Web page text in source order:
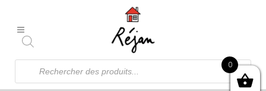
Recherche
produits
0